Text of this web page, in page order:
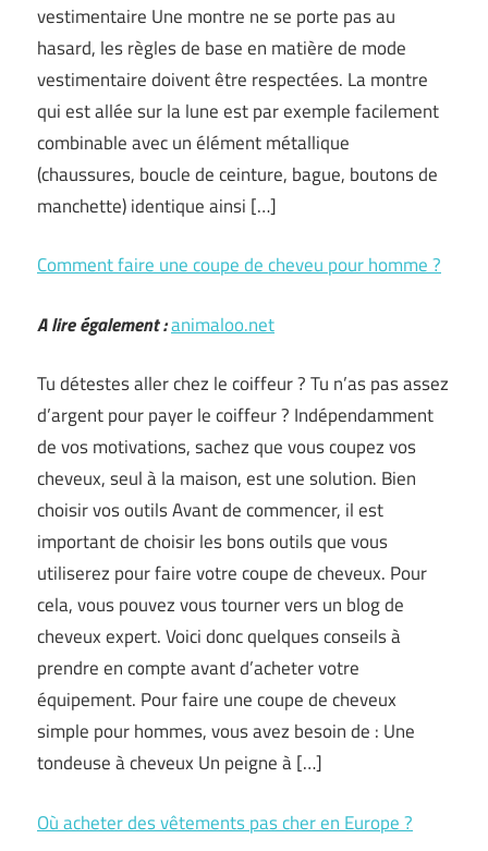
vestimentaire Une montre ne se porte pas au
hasard, les règles de base en matière de mode
vestimentaire doivent être respectées. La montre
qui est allée sur la lune est par exemple facilement
combinable avec un élément métallique
(chaussures, boucle de ceinture, bague, boutons de
manchette) identique ainsi […]
Comment faire une coupe de cheveu pour homme ?
A lire également :animaloo.net
Tu détestes aller chez le coiffeur ? Tu n’as pas assez
d’argent pour payer le coiffeur ? Indépendamment
de vos motivations, sachez que vous coupez vos
cheveux, seul à la maison, est une solution. Bien
choisir vos outils Avant de commencer, il est
important de choisir les bons outils que vous
utiliserez pour faire votre coupe de cheveux. Pour
cela, vous pouvez vous tourner vers un blog de
cheveux expert. Voici donc quelques conseils à
prendre en compte avant d’acheter votre
équipement. Pour faire une coupe de cheveux
simple pour hommes, vous avez besoin de : Une
tondeuse à cheveux Un peigne à […]
Où acheter des vêtements pas cher en Europe ?